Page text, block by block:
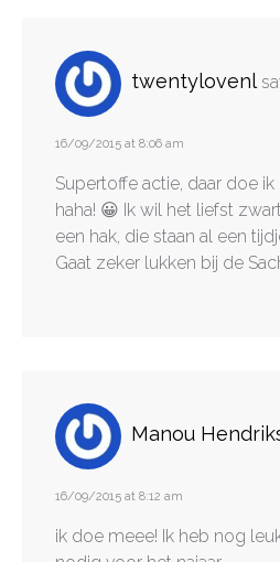
twentylovenl
16/09/2015 at 8:06 am
Supertoffe actie, daar doe
haha! 😀 Ik wil het liefst
een hak, die staan al een
Gaat zeker lukken bij de
Manou
16/09/2015 at 8:12 am
ik doe meee! Ik heb nog